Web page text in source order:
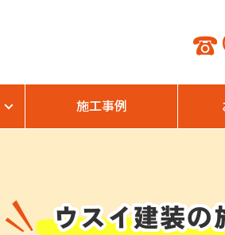
施工事例
ウスイ建装の